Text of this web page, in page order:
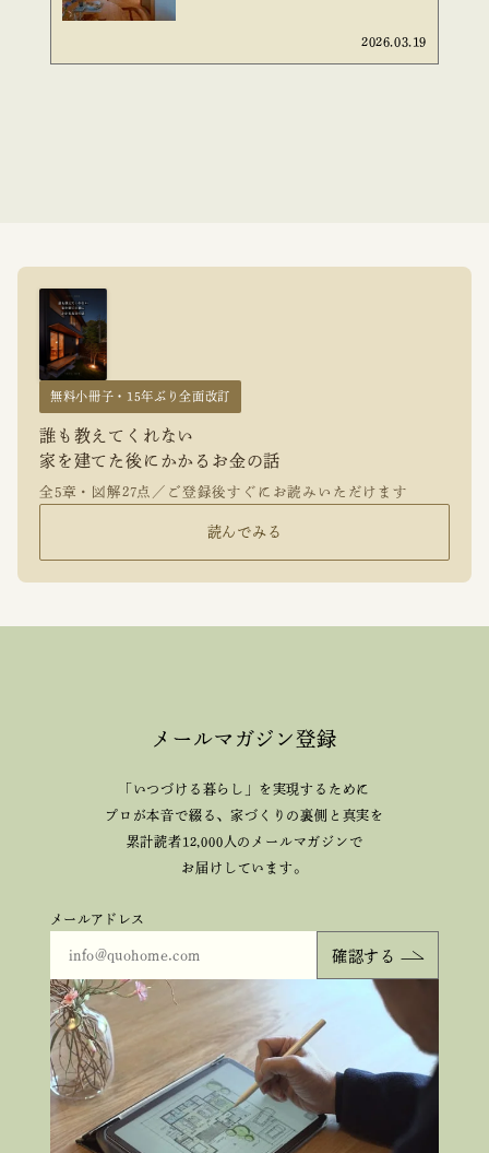
2026.03.19
無料小冊子・15年ぶり全面改訂
誰も教えてくれない
家を建てた後にかかるお金の話
全5章・図解27点／ご登録後すぐにお読みいただけます
読んでみる
メールマガジン登録
「いつづける暮らし」を実現するために
プロが本音で綴る、家づくりの裏側と真実を
累計読者12,000人のメールマガジンで
お届けしています。
メールアドレス